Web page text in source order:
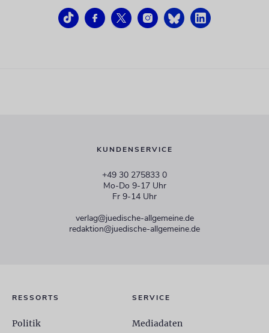
KUNDENSERVICE
+49 30 275833 0
Mo-Do 9-17 Uhr
Fr 9-14 Uhr
verlag@juedische-allgemeine.de
redaktion@juedische-allgemeine.de
RESSORTS
Politik
SERVICE
Mediadaten